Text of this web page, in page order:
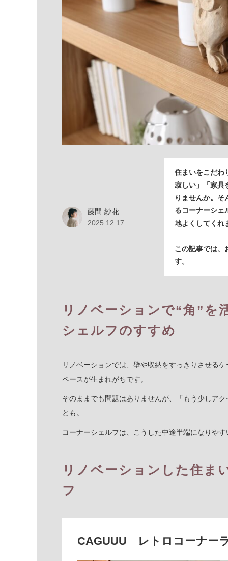
藤間 紗花
2025.12.17
住まいをこだわ
寂しい」「家具
りませんか。そ
るコーナーシェ
地よくしてくれ
この記事では、
す。
リノベーションで“角”を
シェルフのすすめ
リノベーションでは、壁や収納をすっきりさせる
ペースが生まれがちです。
そのままでも問題はありませんが、「もう少しア
とも。
コーナーシェルフは、こうした中途半端になりや
リノベーションした住ま
フ
CAGUUU レトロコーナー